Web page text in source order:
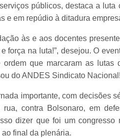
públicos, destaca a
e em repúdio à ditadura
às e aos docentes
e força na luta!”, desejou. O
ordem que marcaram as lutas
do ANDES Sindicato
importante, com decisões
contra Bolsonaro, em
dizer que foi um
final da plenária.